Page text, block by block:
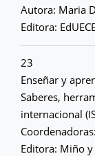
Autora: Maria
Editora:
23
Enseñar y
Saberes,
internacional
Editora: Miño